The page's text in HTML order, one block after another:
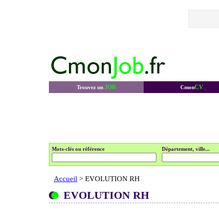
Trouvez un JOB CmonCV
Mots-clés ou référence Département, ville...
Accueil > EVOLUTION RH
EVOLUTION RH